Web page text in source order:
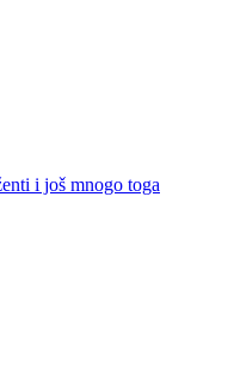
i još mnogo toga